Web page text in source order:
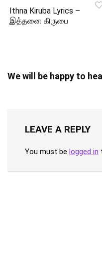
Ithna Kiruba Lyrics –
இத்தனை கிருபை
We will be happy to
LEAVE A REPLY
You must be logged in